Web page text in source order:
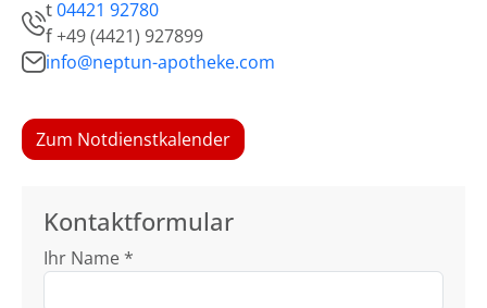
t04421 92780
f+49 (4421) 927899
info@neptun-apotheke.com
Zum Notdienstkalender
Kontaktformular
Ihr Name *